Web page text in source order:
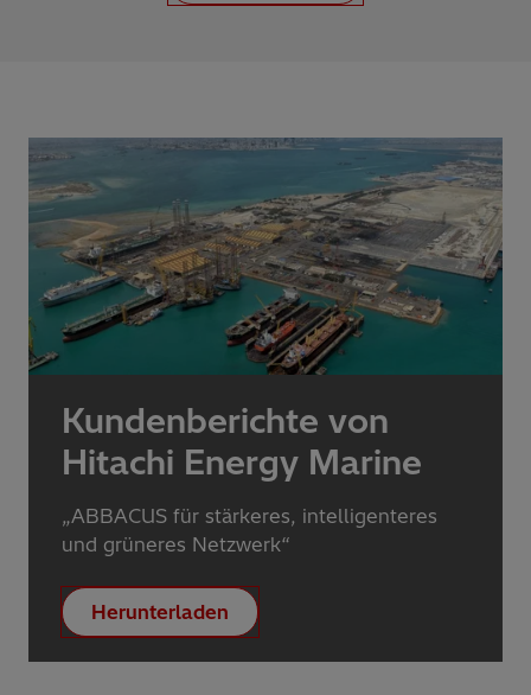
Kundenberichte von
Hitachi Energy Marine
„ABBACUS für stärkeres, intelligenteres
und grüneres Netzwerk“
Herunterladen